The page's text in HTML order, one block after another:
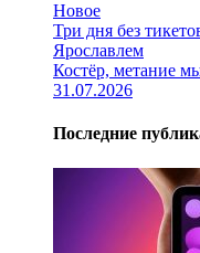
Новое
Три дня без
Ярославлем
Костёр, метание
31.07.2026
Последние